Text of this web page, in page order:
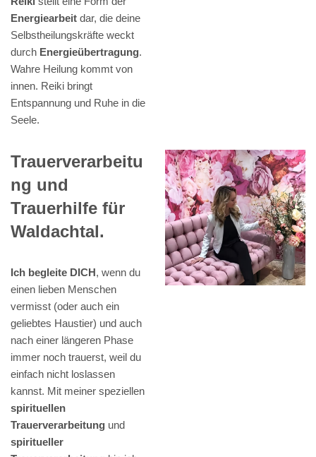
Energiearbeit dar, die deine
Selbstheilungskräfte weckt
durch Energieübertragung.
Wahre Heilung kommt von
innen. Reiki bringt
Entspannung und Ruhe in die
Seele.
Trauerverarbeitu
ng und
Trauerhilfe für
Waldachtal.
Ich begleite DICH, wenn du
einen lieben Menschen
vermisst (oder auch ein
geliebtes Haustier) und auch
nach einer längeren Phase
immer noch trauerst, weil du
einfach nicht loslassen
kannst. Mit meiner speziellen
spirituellen
Trauerverarbeitung und
spiritueller